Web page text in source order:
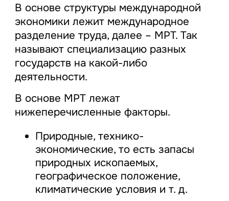
В основе структуры международной
экономики лежит международное
разделение труда, далее – МРТ. Так
называют специализацию разных
государств на какой-либо
деятельности.
В основе МРТ лежат
нижеперечисленные факторы.
Природные, технико-
экономические, то есть запасы
природных ископаемых,
географическое положение,
климатические условия и т. д.